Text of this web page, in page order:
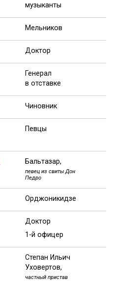
музыканты
Мельников
Доктор
Генерал
в отставке
Чиновник
Певцы
Бальтазар,
певец из свиты Дон
Педро
Орджоникидзе
Доктор
1-й офицер
Степан Ильич
Уховертов,
частный пристав